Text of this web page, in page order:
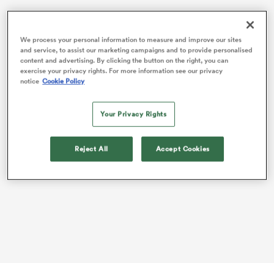
la composition de l’équipe d’Écosse qui affrontera les
Fidji samedi, par rapport au XV aligné lors de la
dernière sortie des siens, cet été.
We process your personal information to measure and improve our sites
and service, to assist our marketing campaigns and to provide personalised
content and advertising. By clicking the button on the right, you can
exercise your privacy rights. For more information see our privacy
notice Cookie Policy
Your Privacy Rights
Reject All Accept Cookies